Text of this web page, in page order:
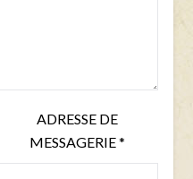
ADRESSE DE
MESSAGERIE*